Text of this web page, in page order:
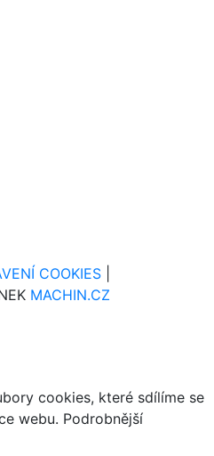
COOKIES
MACHIN.CZ
cookies, které sdílíme se
webu. Podrobnější